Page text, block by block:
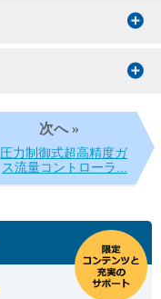
次へ »
圧力制御式超高精度ガ
ス流量コントローラ...